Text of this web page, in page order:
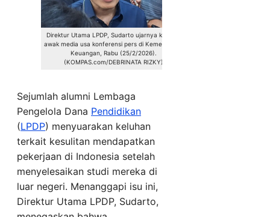
Direktur Utama LPDP, Sudarto ujarnya kepada
awak media usa konferensi pers di Kementerian
Keuangan, Rabu (25/2/2026).
(KOMPAS.com/DEBRINATA RIZKY)
Sejumlah alumni Lembaga
Pengelola Dana Pendidikan
(LPDP) menyuarakan keluhan
terkait kesulitan mendapatkan
pekerjaan di Indonesia setelah
menyelesaikan studi mereka di
luar negeri. Menanggapi isu ini,
Direktur Utama LPDP, Sudarto,